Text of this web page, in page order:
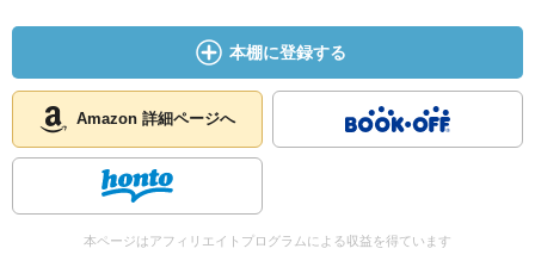
本棚に登録する
Amazon 詳細ページへ
本ページはアフィリエイトプログラムによる収益を得ています